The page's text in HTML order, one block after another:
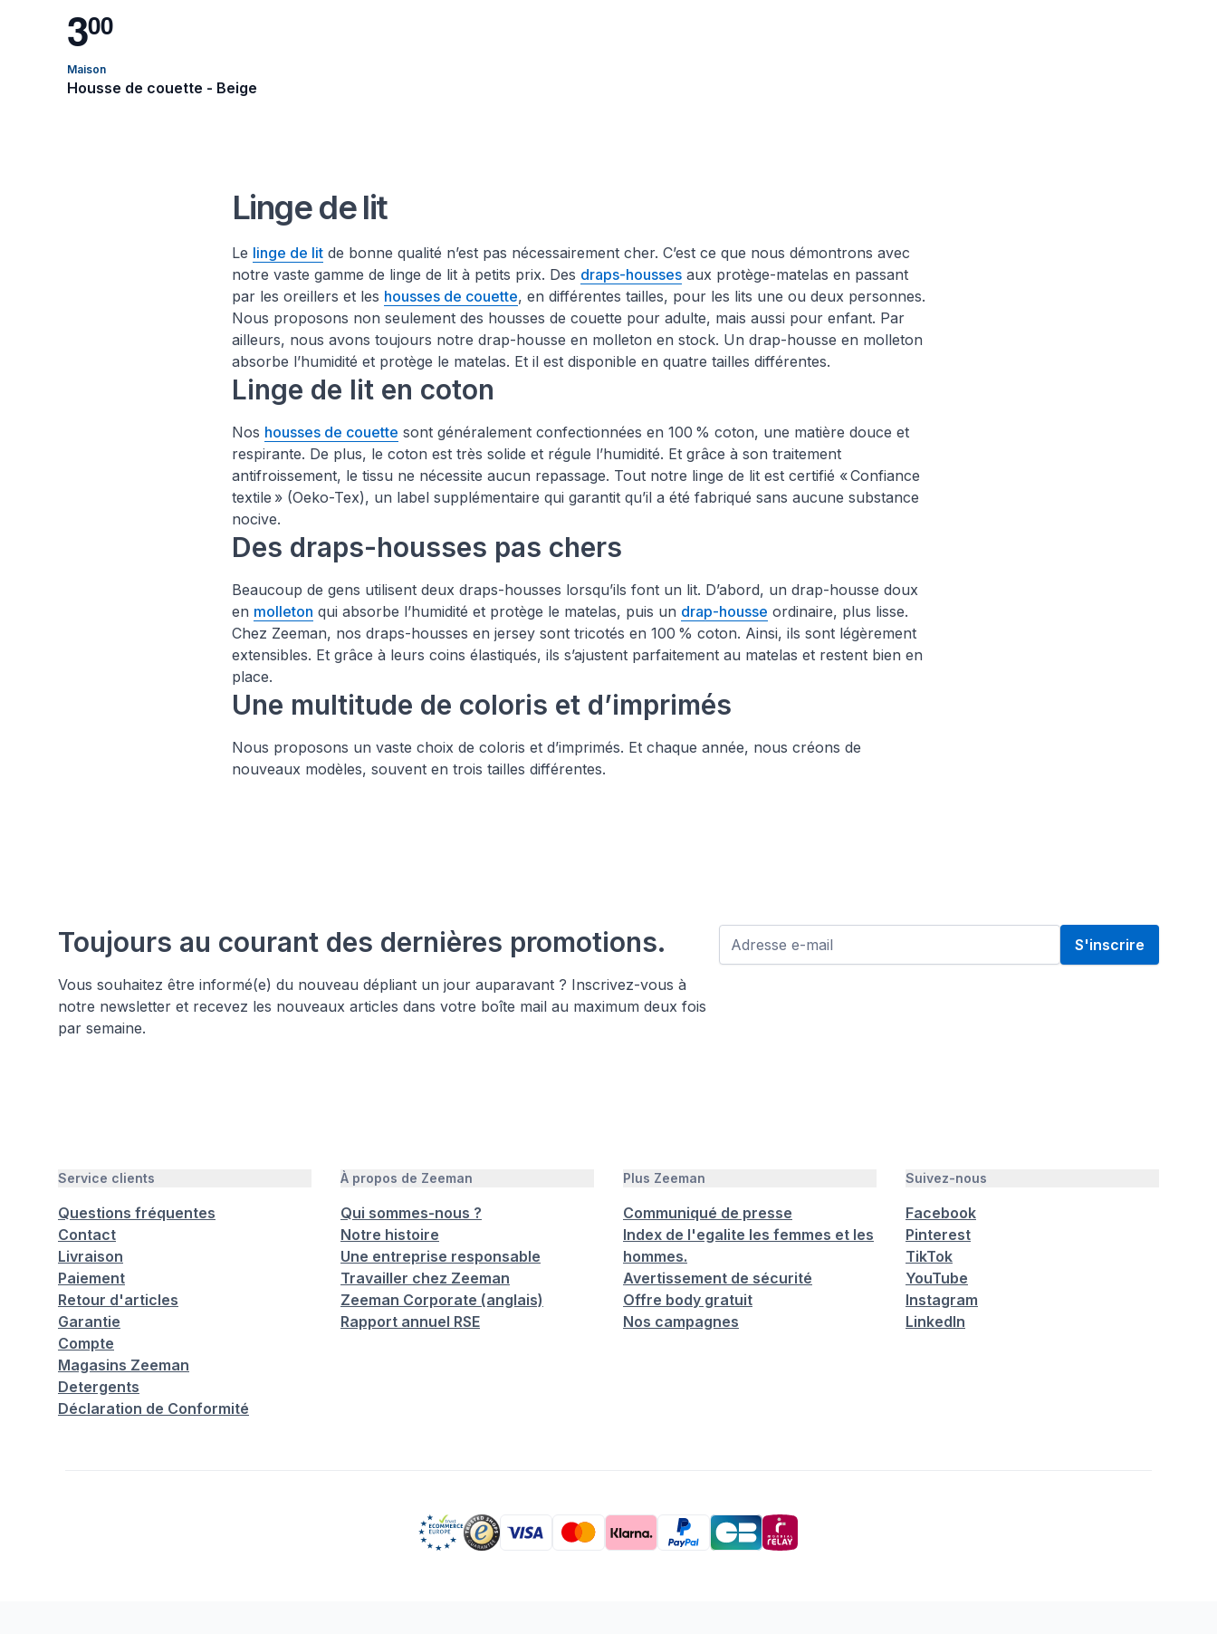
300
Maison
Housse de couette - Beige
Linge de lit
Le linge de lit de bonne qualité n’est pas nécessairement cher. C’est ce que nous démontrons avec
notre vaste gamme de linge de lit à petits prix. Des draps-housses aux protège-matelas en passant
par les oreillers et les housses de couette, en différentes tailles, pour les lits une ou deux personnes.
Nous proposons non seulement des housses de couette pour adulte, mais aussi pour enfant. Par
ailleurs, nous avons toujours notre drap-housse en molleton en stock. Un drap-housse en molleton
absorbe l’humidité et protège le matelas. Et il est disponible en quatre tailles différentes.
Linge de lit en coton
Nos housses de couette sont généralement confectionnées en 100 % coton, une matière douce et
respirante. De plus, le coton est très solide et régule l’humidité. Et grâce à son traitement
antifroissement, le tissu ne nécessite aucun repassage. Tout notre linge de lit est certifié « Confiance
textile » (Oeko-Tex), un label supplémentaire qui garantit qu’il a été fabriqué sans aucune substance
nocive.
Des draps-housses pas chers
Beaucoup de gens utilisent deux draps-housses lorsqu’ils font un lit. D’abord, un drap-housse doux
en molleton qui absorbe l’humidité et protège le matelas, puis un drap-housse ordinaire, plus lisse.
Chez Zeeman, nos draps-housses en jersey sont tricotés en 100 % coton. Ainsi, ils sont légèrement
extensibles. Et grâce à leurs coins élastiqués, ils s’ajustent parfaitement au matelas et restent bien en
place.
Une multitude de coloris et d’imprimés
Nous proposons un vaste choix de coloris et d’imprimés. Et chaque année, nous créons de
nouveaux modèles, souvent en trois tailles différentes.
Toujours au courant des dernières promotions.
Vous souhaitez être informé(e) du nouveau dépliant un jour auparavant ? Inscrivez-vous à
notre newsletter et recevez les nouveaux articles dans votre boîte mail au maximum deux fois
par semaine.
S'inscrire
Service clients
Questions fréquentes
Contact
Livraison
Paiement
Retour d'articles
Garantie
Compte
Magasins Zeeman
Detergents
Déclaration de Conformité
À propos de Zeeman
Qui sommes-nous ?
Notre histoire
Une entreprise responsable
Travailler chez Zeeman
Zeeman Corporate (anglais)
Rapport annuel RSE
Plus Zeeman
Communiqué de presse
Index de l'egalite les femmes et les
hommes.
Avertissement de sécurité
Offre body gratuit
Nos campagnes
Suivez-nous
Facebook
Pinterest
TikTok
YouTube
Instagram
LinkedIn